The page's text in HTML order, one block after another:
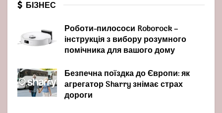
БІЗНЕС
Роботи-пилососи Roborock –
інструкція з вибору розумного
помічника для вашого дому
Безпечна поїздка до Європи: як
агрегатор Sharry знімає страх
дороги